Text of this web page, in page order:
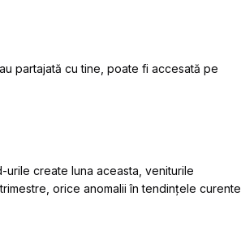
partajată cu tine, poate fi accesată pe
create luna aceasta, veniturile
orice anomalii în tendințele curente